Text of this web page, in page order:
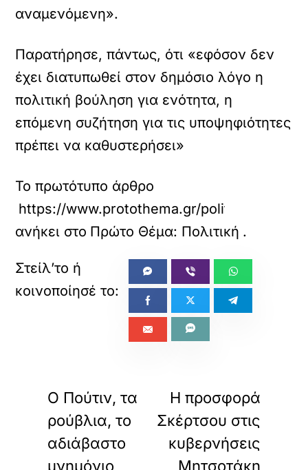
αναμενόμενη».
Παρατήρησε, πάντως, ότι «εφόσον δεν
έχει διατυπωθεί στον δημόσιο λόγο η
πολιτική βούληση για ενότητα, η
επόμενη συζήτηση για τις υποψηφιότητες
πρέπει να καθυστερήσει»
Το πρωτότυπο άρθρο
https://www.protothema.gr/politics/article/
ανήκει στο Πρώτο Θέμα: Πολιτική .
O Πούτιν, τα
ρούβλια, το
αδιάβαστο
μνημόνιο
Η προσφορά
Σκέρτσου στις
κυβερνήσεις
Μητσοτάκη